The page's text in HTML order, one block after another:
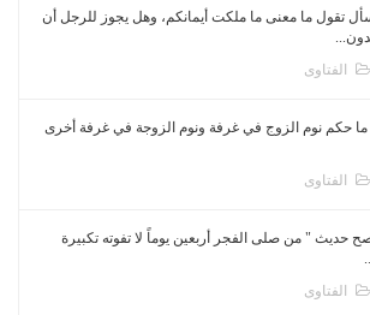
تقول ما معنى ما ملكت أيمانكم، وهل يجوز للرجل أن
الفتاوى
ما حكم نوم الزوج في غرفة ونوم الزوجة في غرفة أخرى
الفتاوى
حديث " من صلى الفجر أربعين يوماً لا تفوته تكبيرة
الفتاوى